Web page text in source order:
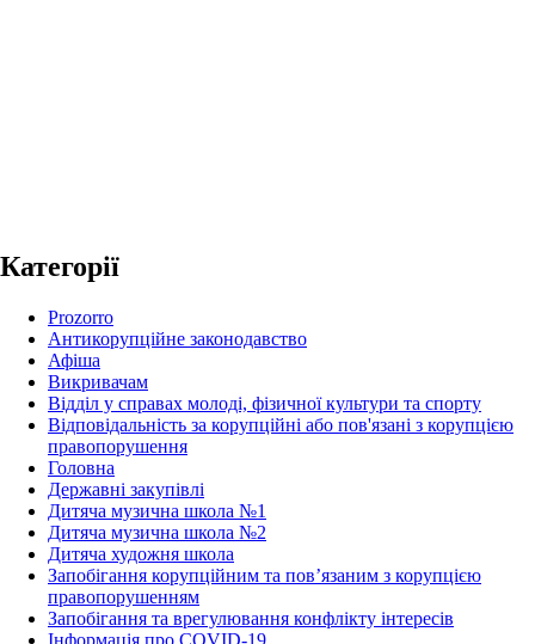
Категорії
Prozorro
Антикорупційне законодавство
Афіша
Викривачам
Відділ у справах молоді, фізичної культури та спорту
Відповідальність за корупційні або пов'язані з корупцією
правопорушення
Головна
Державні закупівлі
Дитяча музична школа №1
Дитяча музична школа №2
Дитяча художня школа
Запобігання корупційним та пов’язаним з корупцією
правопорушенням
Запобігання та врегулювання конфлікту інтересів
Інформація про COVID-19